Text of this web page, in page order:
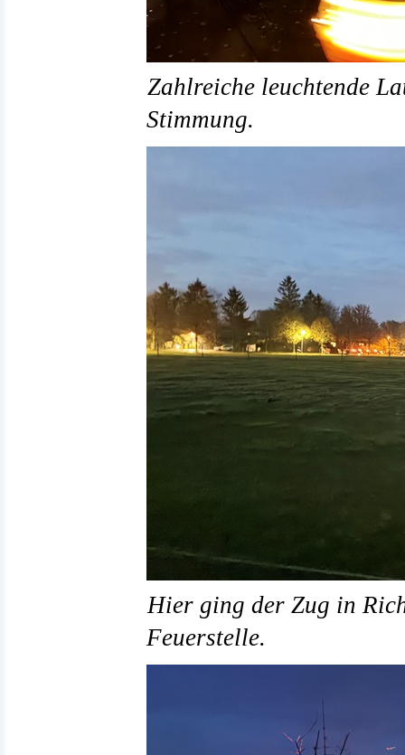
Zahlreiche leuchtende
Stimmung.
Hier ging der Zug in
Feuerstelle.